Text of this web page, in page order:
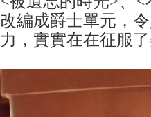
改編成爵士單元，
力，實實在在征服了